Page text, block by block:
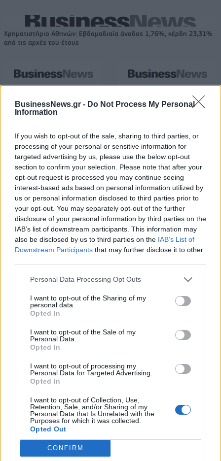
BusinessNews.gr - Do Not Process My Personal
Information
If you wish to opt-out of the sale, sharing to third parties, or
processing of your personal or sensitive information for
targeted advertising by us, please use the below opt-out
section to confirm your selection. Please note that after your
opt-out request is processed you may continue seeing
interest-based ads based on personal information utilized by
us or personal information disclosed to third parties prior to
your opt-out. You may separately opt-out of the further
disclosure of your personal information by third parties on the
IAB’s list of downstream participants. This information may
also be disclosed by us to third parties on the IAB’s List of
Downstream Participants that may further disclose it to other
Personal Data Processing Opt Outs
I want to opt-out of the Sharing of my
personal data.
Opted In
I want to opt-out of the Sale of my
Personal Data.
Opted In
I want to opt-out of processing my
Personal Data for Targeted Advertising.
Opted In
I want to opt-out of Collection, Use,
Retention, Sale, and/or Sharing of my
Personal Data that Is Unrelated with the
Purposes for which it was collected.
Opted Out
CONFIRM
Χρηματιστήριο Αθηνών: Εβδομαδιαία άνοδος 1,76%, κέρδη 23,31%
από τις αρχές του έτους
Με «προίκα» 2 δισ. ευρώ
ανοίγει δρόμο για δάνεια έως 5
στο ζήτημα των πινακίδων
κυκλοφορίας - Τέλος στις
Η Chery επενδύει 75 εκατ. δολάρια στην KG Mobility
Το FIAT 500 Hybrid τώρα από
18.990 ευρώ
Ατρόμητος και Novibet
συνεχίζουν μαζί: Ανανέωση της
συνεργασίας τους μέχρι το
2028
Alpha Bank: Για πρώτη φορά το Αρχαίο Θέατρο Επιδαύρου άνοιξε τις
πύλες του σε όλους
ΠΕΡΙΣΣΌΤΕΡΑ ΣΕ ΑΥΤΉ ΤΗΝ ΚΑΤΗΓΟΡΊΑ